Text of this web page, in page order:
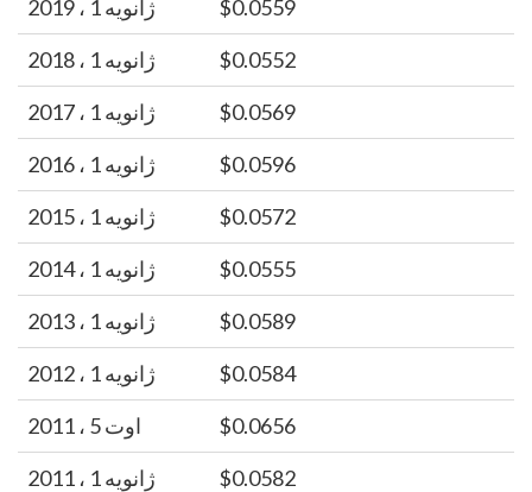
ژانویه 1 ، 2019
$0.0559
ژانویه 1 ، 2018
$0.0552
ژانویه 1 ، 2017
$0.0569
ژانویه 1 ، 2016
$0.0596
ژانویه 1 ، 2015
$0.0572
ژانویه 1 ، 2014
$0.0555
ژانویه 1 ، 2013
$0.0589
ژانویه 1 ، 2012
$0.0584
اوت 5 ، 2011
$0.0656
ژانویه 1 ، 2011
$0.0582